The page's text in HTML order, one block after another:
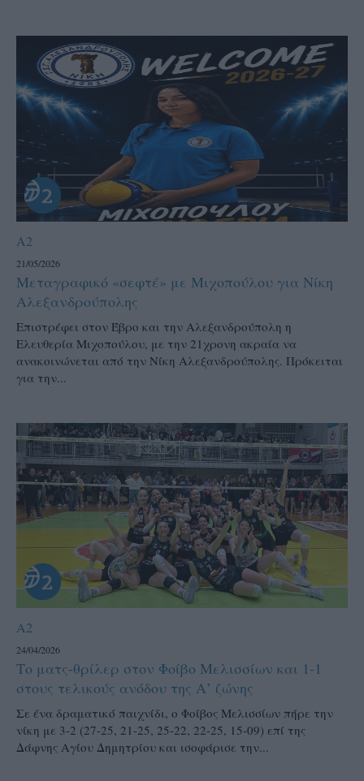
A2
21/05/2026
Μεταγραφικό «σεφτέ» με Μιχοπούλου για Νίκη
Αλεξανδρούπολης
Επιστρέφει στον Έβρο και την Αλεξανδρούπολη η
Ελευθερία Μιχοπούλου, με την 21χρονη ακραία να
ανακοινώνεται από την Νίκη Αλεξανδρούπολης. Πρόκειται
για την...
A2
24/04/2026
Το ματς-θρίλερ στον Φοίβο Μελισσίων και 1-1
στους τελικούς ανόδου της Α’ ζώνης
Σε ένα δραματικό παιχνίδι, ο Φοίβος Μελισσίων πήρε την
νίκη με 3-2 (27-25, 21-25, 25-22, 22-25, 15-09) επί της
Δάφνης Αγίου Δημητρίου και ισοφάρισε την...